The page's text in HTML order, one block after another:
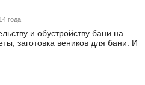
года
и обустройству бани на
заготовка веников для бани. И